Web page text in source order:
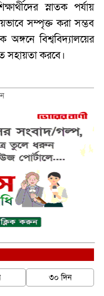
স্নাতক পর্যায়
সম্পৃক্ত করা সম্ভব
বিশ্ববিদ্যালয়ের
সহায়তা করবে।
৩০ দিন